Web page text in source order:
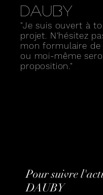
DAUBY
"Je suis ouvert à
projet. N'hésitez
mon formulaire
ou moi-même
proposition."
Pour suivre
DAUBY